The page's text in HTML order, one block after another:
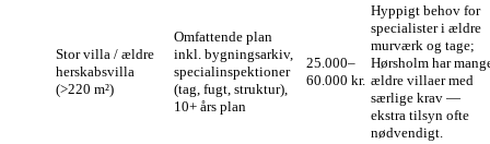
Stor villa / ældre
herskabsvilla
(>220 m²)
Omfattende plan
inkl. bygningsarkiv,
specialinspektioner
(tag, fugt, struktur),
10+ års plan
25.000–
60.000 kr.
Hyppigt behov for
specialister i ældre
murværk og tage;
Hørsholm har
ældre villaer med
særlige krav —
ekstra tilsyn ofte
nødvendigt.